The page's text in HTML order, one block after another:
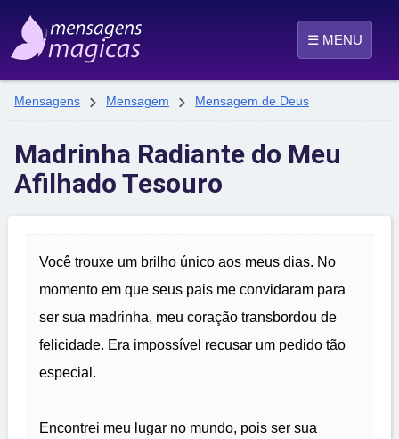
☰ MENU
Mensagens  Mensagem  Mensagem de Deus
Madrinha Radiante do Meu
Afilhado Tesouro
Você trouxe um brilho único aos meus dias. No
momento em que seus pais me convidaram para
ser sua madrinha, meu coração transbordou de
felicidade. Era impossível recusar um pedido tão
especial.
Encontrei meu lugar no mundo, pois ser sua